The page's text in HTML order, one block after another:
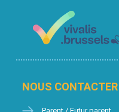
NOUS CONTACTER